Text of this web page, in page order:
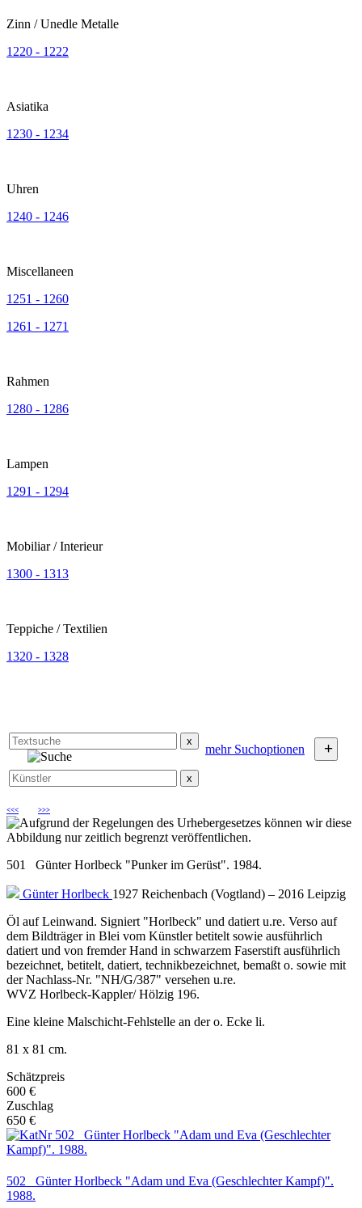
Zinn / Unedle Metalle
1220 - 1222
Asiatika
1230 - 1234
Uhren
1240 - 1246
Miscellaneen
1251 - 1260
1261 - 1271
Rahmen
1280 - 1286
Lampen
1291 - 1294
Mobiliar / Interieur
1300 - 1313
Teppiche / Textilien
1320 - 1328
x
mehr Suchoptionen +
x
<<< >>>
501 Günter Horlbeck "Punker im Gerüst". 1984.
Günter Horlbeck 1927 Reichenbach (Vogtland) – 2016 Leipzig
Öl auf Leinwand. Signiert "Horlbeck" und datiert u.re. Verso auf
dem Bildträger in Blei vom Künstler betitelt sowie ausführlich
datiert und von fremder Hand in schwarzem Faserstift ausführlich
bezeichnet, betitelt, datiert, technikbezeichnet, bemaßt o. sowie mit
der Nachlass-Nr. "NH/G/387" versehen u.re.
WVZ Horlbeck-Kappler/ Hölzig 196.
Eine kleine Malschicht-Fehlstelle an der o. Ecke li.
81 x 81 cm.
Schätzpreis
600 €
Zuschlag
650 €
502 Günter Horlbeck "Adam und Eva (Geschlechter Kampf)".
1988.